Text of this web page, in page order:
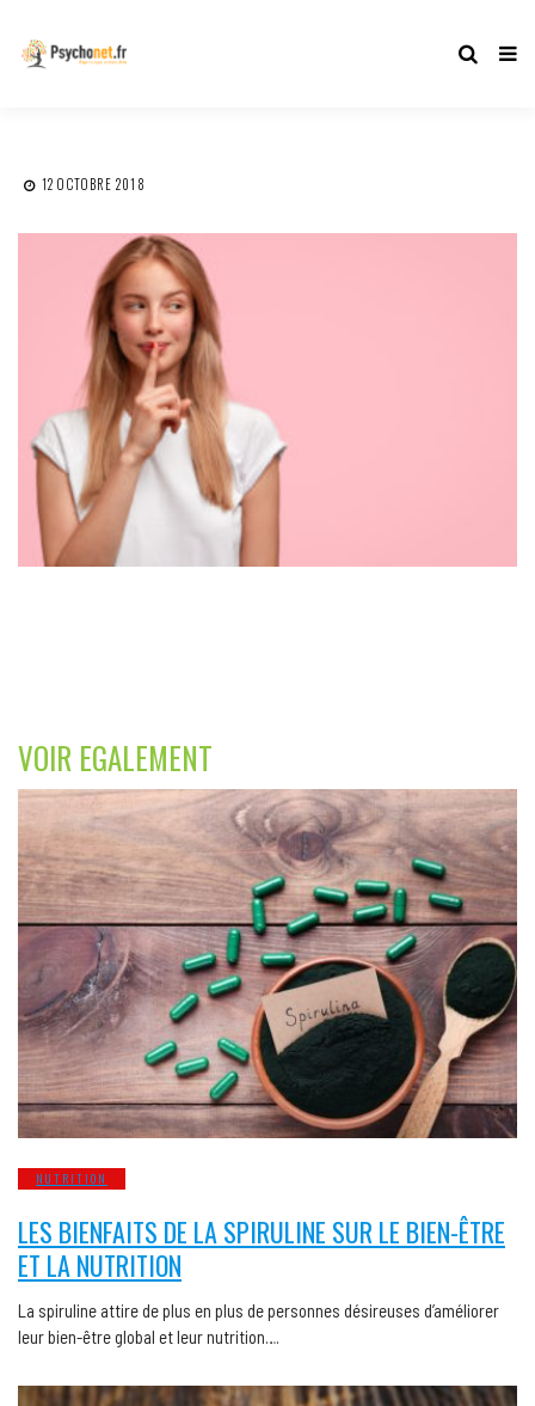
12 OCTOBRE 2018
VOIR EGALEMENT
NUTRITION
LES BIENFAITS DE LA SPIRULINE SUR LE BIEN-ÊTRE
ET LA NUTRITION
La spiruline attire de plus en plus de personnes désireuses d’améliorer
leur bien-être global et leur nutrition….